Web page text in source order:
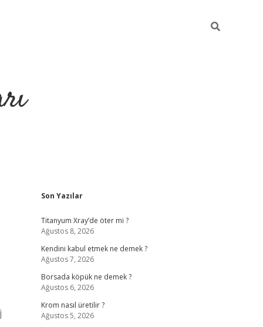
Sidebar
Son Yazılar
Titanyum Xray’de öter mi ?
Ağustos 8, 2026
Kendini kabul etmek ne demek ?
Ağustos 7, 2026
Borsada köpük ne demek ?
Ağustos 6, 2026
Krom nasıl üretilir ?
Ağustos 5, 2026
hiltonbet girişilbet giriş yap